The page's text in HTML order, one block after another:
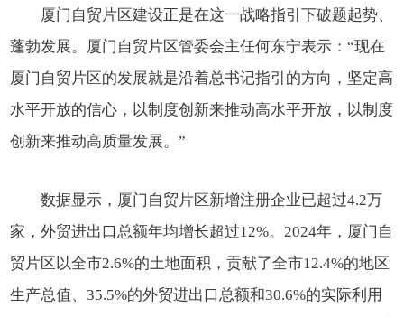
厦门自贸片区建设正是在这一战略指引下破题起势、
蓬勃发展。厦门自贸片区管委会主任何东宁表示：“现在
厦门自贸片区的发展就是沿着总书记指引的方向，坚定高
水平开放的信心，以制度创新来推动高水平开放，以制度
创新来推动高质量发展。”
数据显示，厦门自贸片区新增注册企业已超过4.2万
家，外贸进出口总额年均增长超过12%。2024年，厦门自
贸片区以全市2.6%的土地面积，贡献了全市12.4%的地区
生产总值、35.5%的外贸进出口总额和30.6%的实际利用